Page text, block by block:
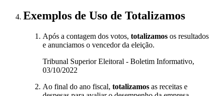
Exemplos de Uso de Totalizamos
Após a contagem dos votos, totalizamos os resultados
e anunciamos o vencedor da eleição.
Tribunal Superior Eleitoral - Boletim Informativo,
03/10/2022
Ao final do ano fiscal, totalizamos as receitas e